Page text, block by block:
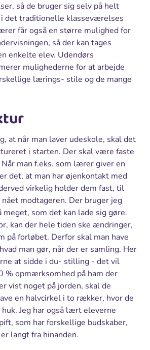
så de bruger sig selv på helt
i det traditionelle klasseværelses
får også en større mulighed for
så der kan tages
enkelte elev. Udendørs
mulighederne for at arbejde
lærings- stile og de mange
at når man laver udeskole, skal det
i starten. Der skal være faste
man f.eks. som lærer giver en
det, at man har øjenkontakt med
virkelig holder dem fast, til
modtageren. Der bruger jeg
som det kan lade sig gøre.
kan der hele tiden ske ændringer,
på forløbet. Derfor skal man have
man gør, når der er samling. Her
at sidde i du- stilling - det vil
% opmærksomhed på ham der
vist noget på jorden, skal de
en halvcirkel i to rækker, hvor de
Jeg har også lært eleverne
som har forskellige budskaber,
langt fra hinanden.